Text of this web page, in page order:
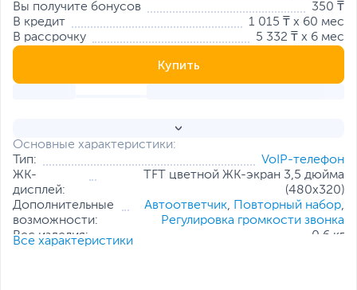
Основные характеристики:
Тип:
VoIP-телефон
ЖК-
дисплей:
TFT цветной ЖК-экран 3,5 дюйма
(480x320)
Дополнительные
возможности:
Автоответчик, Повторный набор,
Регулировка громкости звонка
Вес изделия:
0.6 кг
Все характеристики
Вы получите бонусов
350 ₸
В кредит
1 015 ₸ x 60 мес
В рассрочку
5 332 ₸ x 6 мес
Купить